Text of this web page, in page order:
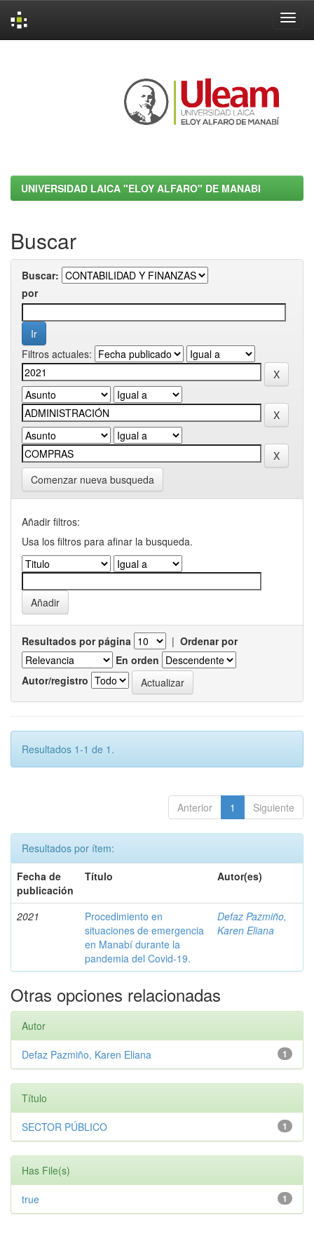
UNIVERSIDAD LAICA "ELOY ALFARO" DE MANABI
Buscar
Buscar:
por
Filtros actuales:
Comenzar nueva busqueda
Añadir filtros:
Usa los filtros para afinar la busqueda.
Resultados por página | Ordenar por
En orden
Autor/registro
Resultados 1-1 de 1.
Anterior 1 Siguiente
Resultados por ítem:
Fecha de
publicación
Título Autor(es)
2021
Procedimiento en
situaciones de emergencia
en Manabí durante la
pandemia del Covid-19.
Defaz Pazmiño,
Karen Eliana
Otras opciones relacionadas
Autor
1
Defaz Pazmiño, Karen Eliana
Título
1
SECTOR PÚBLICO
Has File(s)
1
true